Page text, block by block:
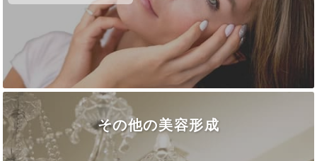
その他の美容形成